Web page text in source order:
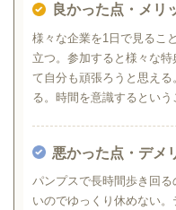
良かった点・メリ
様々な企業を1日で見るこ
立つ。参加すると様々な
て自分も頑張ろうと思え
る。時間を意識するという
悪かった点・デメ
パンプスで長時間歩き回
いのでゆっくり休めない